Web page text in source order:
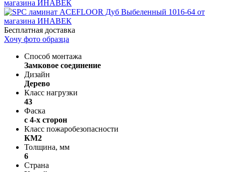
Бесплатная доставка
Хочу фото образца
Способ монтажа
Замковое соединение
Дизайн
Дерево
Класс нагрузки
43
Фаска
с 4-х сторон
Класс пожаробезопасности
КМ2
Толщина, мм
6
Страна